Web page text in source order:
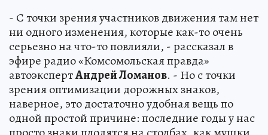
- С точки зрения участников движения там нет
ни одного изменения, которые как-то очень
серьезно на что-то повлияли, - рассказал в
эфире радио «Комсомольская правда»
автоэкспертАндрей Ломанов. - Но с точки
зрения оптимизации дорожных знаков,
наверное, это достаточно удобная вещь по
одной простой причине: последние годы у нас